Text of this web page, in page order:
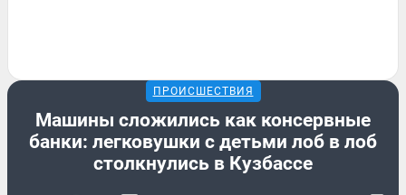
ПРОИСШЕСТВИЯ
Машины сложились как консервные
банки: легковушки с детьми лоб в лоб
столкнулись в Кузбассе